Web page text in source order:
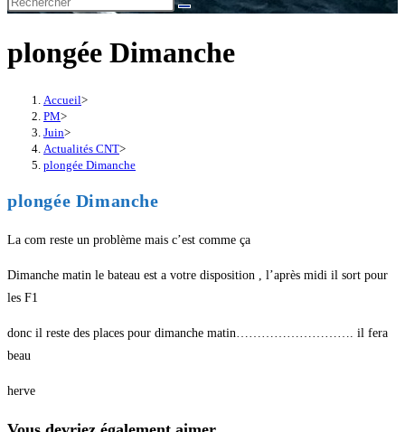
search
plongée Dimanche
Accueil>
PM>
Juin>
Actualités CNT>
plongée Dimanche
plongée Dimanche
La com reste un problème mais c’est comme ça
Dimanche matin le bateau est a votre disposition , l’après midi il sort pour
les F1
donc il reste des places pour dimanche matin………………………. il fera
beau
herve